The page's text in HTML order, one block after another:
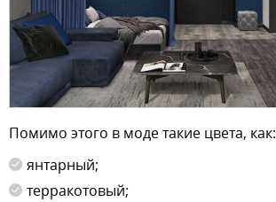
Помимо этого в моде такие цвета, как:
янтарный;
терракотовый;